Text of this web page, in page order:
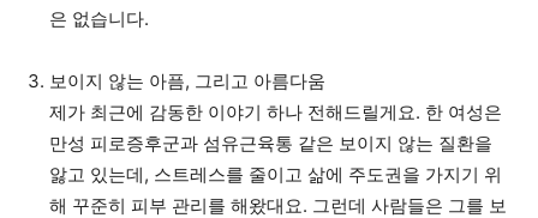
은 없습니다.
보이지 않는 아픔, 그리고 아름다움
제가 최근에 감동한 이야기 하나 전해드릴게요. 한 여성은
만성 피로증후군과 섬유근육통 같은 보이지 않는 질환을
앓고 있는데, 스트레스를 줄이고 삶에 주도권을 가지기 위
해 꾸준히 피부 관리를 해왔대요. 그런데 사람들은 그를 보